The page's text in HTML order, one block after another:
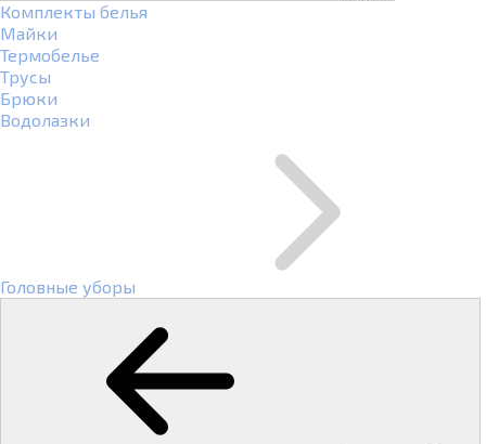
Комплекты белья
Майки
Термобелье
Трусы
Брюки
Водолазки
Головные уборы